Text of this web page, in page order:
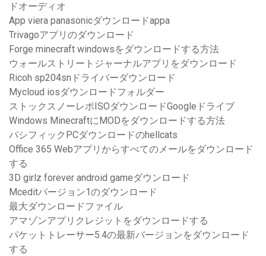
ドオーディオ
App viera panasonicダウンロードappa
Trivagoアプリのダウンロード
Forge minecraft windowsをダウンロードする方法
ウォールストリートジャーナルアプリをダウンロード
Ricoh sp204snドライバーダウンロード
Mycloud iosダウンロードフォルダー
ストックスノーレポISOダウンロードGoogleドライブ
Windows MinecraftにMODをダウンロードする方法
パシフィックPCダウンロードのhellcats
Office 365 Webアプリからすべてのメールをダウンロード
する
3D girlz forever android gameダウンロード
Mceditバージョン1のダウンロード
最大ダウンロードファイル
アマゾンアプリクレジットをダウンロードする
パケットトレーサー5.4の最新バージョンをダウンロード
する